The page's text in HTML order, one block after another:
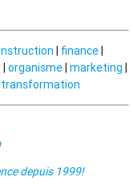
| finance|
| organisme| marketing |
transformation
depuis 1999!